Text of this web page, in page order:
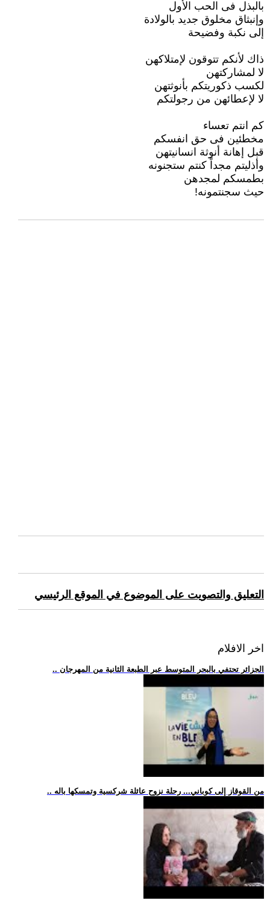
بالبذل فى الحب الأول
وإنبثاق مخلوق جديد بالولادة
إلى نكبة وفضيحة
ذاك لأنكم تتوقون لإمتلاكهن
لا لمشاركتهن
لكسب ذكوريتكم بأنوثتهن
لا لإعطائهن من رجولتكم
كم انتم تعساء
مخطئين فى حق انفسكم
قبل إهانة أنوثة انسانيتهن
وأذليتم مجداً كنتم ستجنونه
بطمسكم لمجدهن
حيث سجنتمونه!
التعليق والتصويت على الموضوع في الموقع الرئيسي
اخر الافلام
.. الجزائر تحتفي بالبحر المتوسط عبر الطبعة الثانية من المهرجان
.. من القوقاز إلى كوباني... رحلة نزوح عائلة شركسية وتمسكها باله